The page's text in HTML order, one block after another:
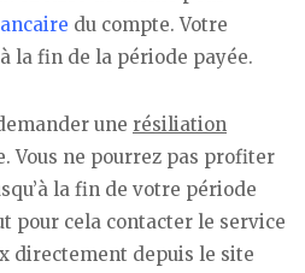
du compte. Votre
la fin de la période payée.
une résiliation
Vous ne pourrez pas profiter
la fin de votre période
pour cela contacter le service
directement depuis le site